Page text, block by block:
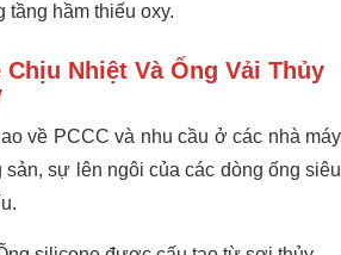
hầm thiếu oxy.
Nhiệt Và Ống Vải Thủy
về PCCC và nhu cầu ở các nhà máy
sản, sự lên ngôi của các dòng ống siêu